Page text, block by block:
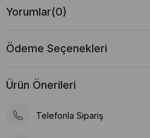
Yorumlar(0)
Ödeme Seçenekleri
Ürün Önerileri
Telefonla Sipariş